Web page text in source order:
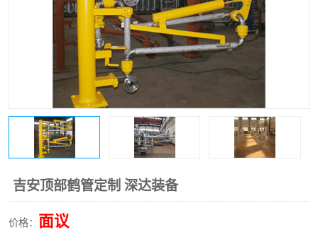
吉安顶部鹤管定制 深达装备
价格： 面议
撬装鹤管 汽车鹤管
火车鹤管